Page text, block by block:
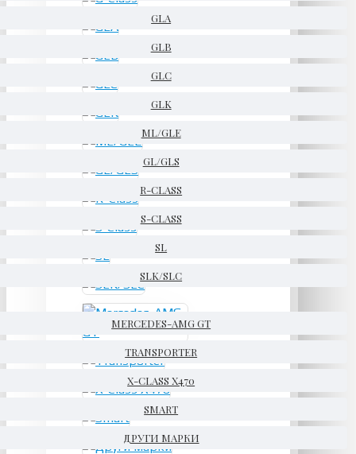
GLA
GLB
GLC
GLK
ML/GLE
GL/GLS
R-CLASS
S-CLASS
SL
SLK/SLC
MERCEDES-AMG GT
TRANSPORTER
X-CLASS X470
SMART
ДРУГИ МАРКИ